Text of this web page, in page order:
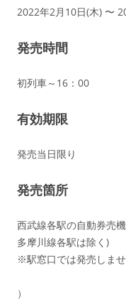
2022年2月10日(木) 〜
発売時間
初列車～16：00
有効期限
発売当日限り
発売箇所
西武線各駅の自動券売
多摩川線各駅は除く)
※駅窓口では発売しませ
）